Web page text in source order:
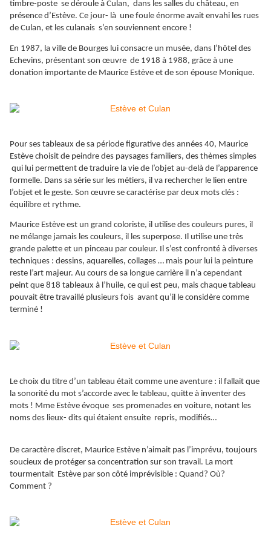
timbre-poste se déroule à Culan, dans les salles du château, en
présence d’Estève. Ce jour- là une foule énorme avait envahi les rues
de Culan, et les culanais s’en souviennent encore !
En 1987, la ville de Bourges lui consacre un musée, dans l’hôtel des
Echevins, présentant son œuvre de 1918 à 1988, grâce à une
donation importante de Maurice Estève et de son épouse Monique.
Pour ses tableaux de sa période figurative des années 40, Maurice
Estève choisit de peindre des paysages familiers, des thèmes simples
qui lui permettent de traduire la vie de l’objet au-delà de l’apparence
formelle. Dans sa série sur les métiers, il va rechercher le lien entre
l’objet et le geste. Son œuvre se caractérise par deux mots clés :
équilibre et rythme.
Maurice Estève est un grand coloriste, il utilise des couleurs pures, il
ne mélange jamais les couleurs, il les superpose. Il utilise une très
grande palette et un pinceau par couleur. Il s’est confronté à diverses
techniques : dessins, aquarelles, collages … mais pour lui la peinture
reste l’art majeur. Au cours de sa longue carrière il n’a cependant
peint que 818 tableaux à l’huile, ce qui est peu, mais chaque tableau
pouvait être travaillé plusieurs fois avant qu’il le considère comme
terminé !
Le choix du titre d’un tableau était comme une aventure : il fallait que
la sonorité du mot s’accorde avec le tableau, quitte à inventer des
mots ! Mme Estève évoque ses promenades en voiture, notant les
noms des lieux- dits qui étaient ensuite repris, modifiés…
De caractère discret, Maurice Estève n’aimait pas l’imprévu, toujours
soucieux de protéger sa concentration sur son travail. La mort
tourmentait Estève par son côté imprévisible : Quand? Où?
Comment ?